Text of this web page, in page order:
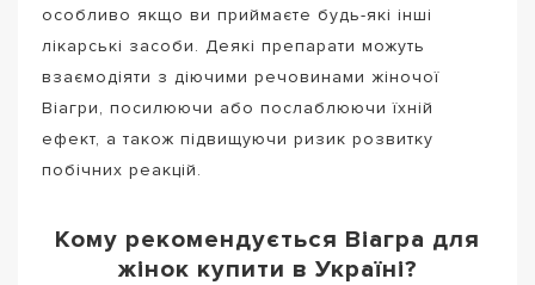
особливо якщо ви приймаєте будь-які інші
лікарські засоби. Деякі препарати можуть
взаємодіяти з діючими речовинами жіночої
Віагри, посилюючи або послаблюючи їхній
ефект, а також підвищуючи ризик розвитку
побічних реакцій.
Кому рекомендується Віагра для
жінок купити в Україні?